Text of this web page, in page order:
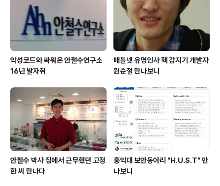
악성코드와 싸워온 안철수연구소
16년 발자취
배틀넷 유명인사 핵 감지기 개발자
원순철 만나보니
안철수 박사 집에서 근무했던 고정
한 씨 만나다
홍익대 보안동아리 "H.U.S.T" 만
나보니